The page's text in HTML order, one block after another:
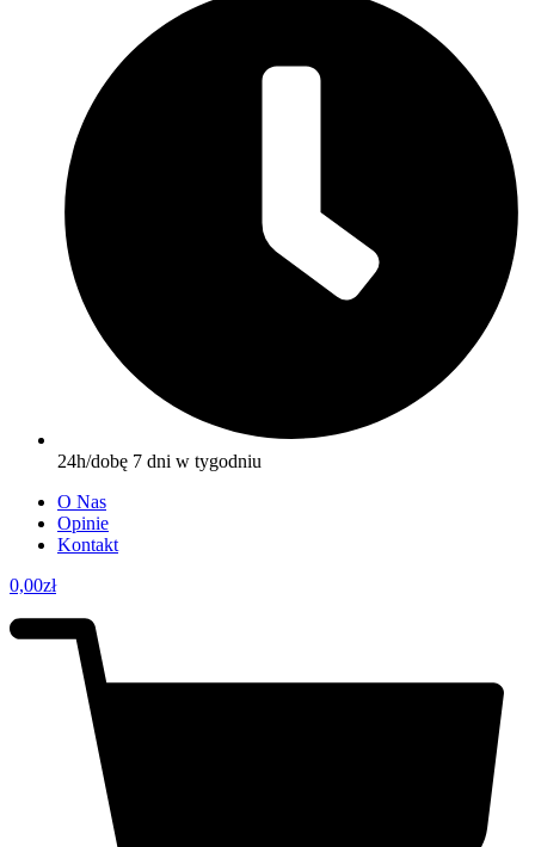
24h/dobę 7 dni w tygodniu
O Nas
Opinie
Kontakt
0,00zł